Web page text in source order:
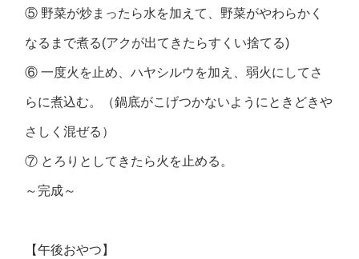
⑤ 野菜が炒まったら水を加えて、野菜がやわらかく
なるまで煮る(アクが出てきたらすくい捨てる)
⑥ 一度火を止め、ハヤシルウを加え、弱火にしてさ
らに煮込む。（鍋底がこげつかないようにときどきや
さしく混ぜる）
⑦ とろりとしてきたら火を止める。
～完成～
【午後おやつ】